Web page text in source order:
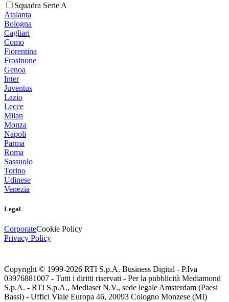
Squadra Serie A
Atalanta
Bologna
Cagliari
Como
Fiorentina
Frosinone
Genoa
Inter
Juventus
Lazio
Lecce
Milan
Monza
Napoli
Parma
Roma
Sassuolo
Torino
Udinese
Venezia
Legal
CorporateCookie Policy
Privacy Policy
Copyright © 1999-2026 RTI S.p.A. Business Digital - P.Iva
03976881007 - Tutti i diritti riservati - Per la pubblicità Mediamond
S.p.A. - RTI S.p.A., Mediaset N.V., sede legale Amsterdam (Paesi
Bassi) - Uffici Viale Europa 46, 20093 Cologno Monzese (MI)